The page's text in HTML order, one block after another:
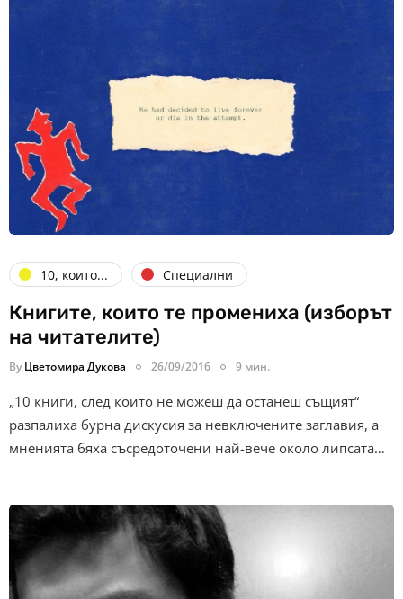
10, които... Специални
Книгите, които те промениха (изборът
на читателите)
By Цветомира Дукова 26/09/2016 9 мин.
„10 книги, след които не можеш да останеш същият“
разпалиха бурна дискусия за невключените заглавия, а
мненията бяха съсредоточени най-вече около липсата…